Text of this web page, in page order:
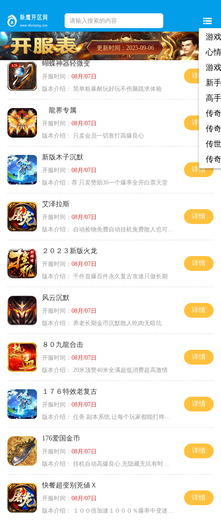
游
心
游
新
高
传
传
传
传
更新时间：2025-09-06
蝴蝶神器轻微变
开服时间： 08月/07日
版本介绍： 简单粗暴耐玩好玩不伤脑跪求体验
详情
龍界专属
开服时间： 08月/07日
版本介绍：
只卖会员一切靠打高爆良心
详情
新版木子沉默
开服时间： 08月/07日
版本介绍： 荐 只卖赞助30一个爆率全开白票天堂
详情
艾泽拉斯
开服时间： 08月/07日
版本介绍：
自动捡物免费自动挂机免费散人也可毕业
详情
２０２３新版火龙
开服时间： 08月/07日
版本介绍： 千件首爆百件永久复古攻速只做长期
详情
风云沉默
开服时间： 08月/07日
版本介绍：
养老长期金币沉默散人吃肉无暗坑
详情
８０九龍合击
开服时间： 08月/07日
版本介绍： 20米顶赞40米全满超低消费超高激情
详情
１７６特效老复古
开服时间： 08月/07日
版本介绍： 任务.副本系统.让每个玩家都能打终极BOSS
详情
176爱国金币
开服时间： 08月/07日
版本介绍： 挂机自动高爆良心.无隐藏无坑有时间就是
详情
快餐超变别茺値Ｘ
开服时间： 08月/07日
版本介绍：
１００倍加速１０００％爆率中变迷失单职
详情